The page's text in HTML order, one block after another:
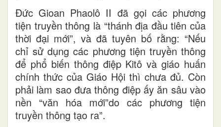
Đức Gioan Phaolô II đã gọi các phương
tiện truyền thông là “thánh địa đầu tiên của
thời đại mới”, và đã tuyên bố rằng: “Nếu
chỉ sử dụng các phương tiện truyền thông
để phổ biến thông điệp Kitô và giáo huấn
chính thức của Giáo Hội thì chưa đủ. Còn
phải làm sao đưa thông điệp ấy ăn sâu vào
nền “văn hóa mới”do các phương tiện
truyền thông tạo ra”.